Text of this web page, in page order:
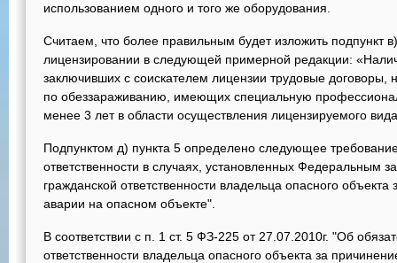
использованием одного и того же оборудования.
Считаем, что более правильным будет изложить подпункт
лицензировании в следующей примерной редакции:
заключивших с соискателем лицензии трудовые
по обеззараживанию, имеющих специальную
менее 3 лет в области осуществления лицензируемого
Подпунктом д) пункта 5 определено следующее
ответственности в случаях, установленных Федеральным
гражданской ответственности владельца опасного
аварии на опасном объекте".
В соответствии с п. 1 ст. 5 ФЗ-225 от 27.07.2010г. "Об
ответственности владельца опасного объекта за